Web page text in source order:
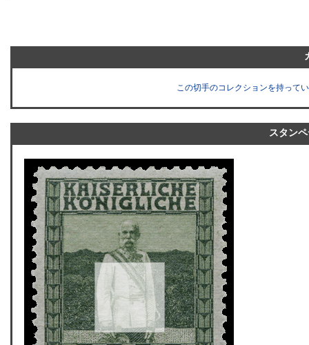
この切手のコレクションを持って
スタン